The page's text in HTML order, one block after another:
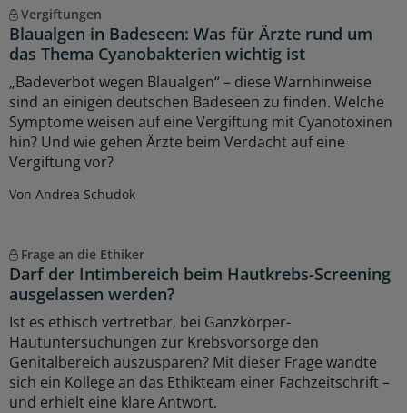
Vergiftungen
Blaualgen in Badeseen: Was für Ärzte rund um
das Thema Cyanobakterien wichtig ist
„Badeverbot wegen Blaualgen“ – diese Warnhinweise
sind an einigen deutschen Badeseen zu finden. Welche
Symptome weisen auf eine Vergiftung mit Cyanotoxinen
hin? Und wie gehen Ärzte beim Verdacht auf eine
Vergiftung vor?
Von Andrea Schudok
Frage an die Ethiker
Darf der Intimbereich beim Hautkrebs-Screening
ausgelassen werden?
Ist es ethisch vertretbar, bei Ganzkörper-
Hautuntersuchungen zur Krebsvorsorge den
Genitalbereich auszusparen? Mit dieser Frage wandte
sich ein Kollege an das Ethikteam einer Fachzeitschrift –
und erhielt eine klare Antwort.